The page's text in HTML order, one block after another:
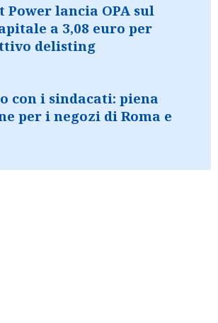
Power lancia OPA sul
a 3,08 euro per
delisting
con i sindacati: piena
per i negozi di Roma e